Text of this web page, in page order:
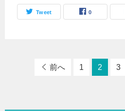
Tweet 0
前へ 1 2 3